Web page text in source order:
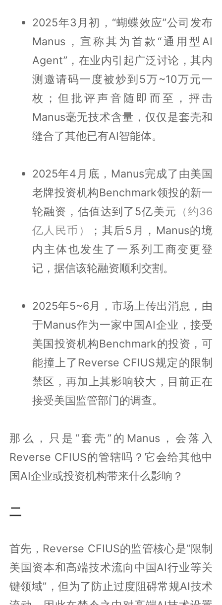
2025年3月初，“蝴蝶效应”公司发布
Manus，宣称其为首款“通用型AI
Agent”，在业内引起广泛讨论，其内
测邀请码一度被炒到5万~10万元一
枚；但批评声音随即而至，抨击
Manus毫无技术含量，仅仅是套壳和
缝合了其他已有AI智能体。
2025年4月底，Manus完成了由美国
老牌投资机构Benchmark领投的新一
轮融资，估值达到了5亿美元 （约36
亿人民币）
；其后5月，Manus的境
内主体也发生了一系列工商变更登
记，据信该轮融资顺利交割。
2025年5~6月，市场上传出消息，由
于Manus作为一家中国AI企业，接受
美国投资机构Benchmark的投资，可
能撞上了Reverse CFIUS规定的限制
禁区，再加上其影响较大，目前正在
接受美国监管部门的调查。
那么，只是“套壳”的Manus，会落入
Reverse CFIUS的管辖吗？它会给其他中
国AI企业或投资机构带来什么影响？
二
首先，Reverse CFIUS的监管核心是“限制
美国资本和高端技术流向中国AI行业等关
键领域”，但为了防止过度阻碍常规AI技术